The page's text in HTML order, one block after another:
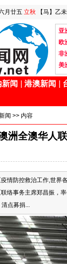
月廿五 立秋 【马】乙
亚
欧
非
美
新闻 港澳新闻
闻 >> 内容
洲全澳华人
情防控救治工作,世界
络事务主席郑昌振，
点募捐...